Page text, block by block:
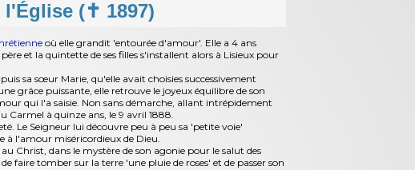
(✝ 1897)
où elle grandit 'entourée d'amour'. Elle a 4 ans
et la quintette de ses filles s'installent alors à Lisieux pour
sa sœur Marie, qu'elle avait choisies successivement
grâce puissante, elle retrouve le joyeux équilibre de son
qui l'a saisie. Non sans démarche, allant intrépidement
Carmel à quinze ans, le 9 avril 1888.
Le Seigneur lui découvre peu à peu sa 'petite voie'
à l'amour miséricordieux de Dieu.
Christ, dans le mystère de son agonie pour le salut des
faire tomber sur la terre 'une pluie de roses' et de passer son